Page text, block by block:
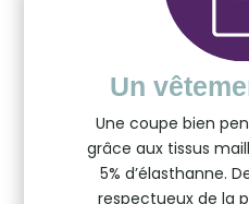
Un
Une coupe bien
grâce aux tissus
5% d’élasthanne.
respectueux de la